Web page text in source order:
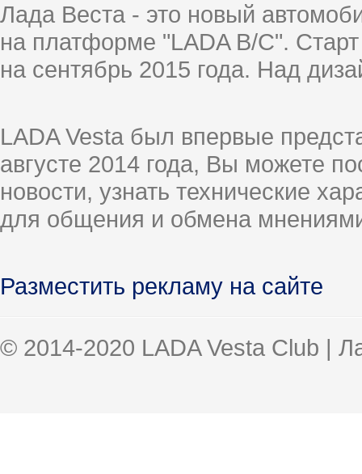
Лада Веста - это новый
на платформе "LADA B/C".
на сентябрь 2015 года. Над
LADA Vesta был впервые
августе 2014 года, Вы можете
новости, узнать технические
для общения и обмена
Разместить рекламу на сайте
© 2014-2020 LADA Vesta Club |